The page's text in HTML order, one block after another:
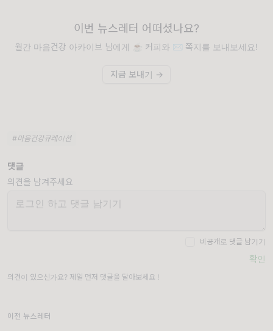
이번 뉴스레터 어떠셨나요?
월간 마음건강 아카이브 님에게 ☕️ 커피와 ✉️ 쪽지를 보내보세요!
지금 보내기 →
#마음건강큐레이션
댓글
의견을 남겨주세요
비공개로 댓글 남기기
확인
의견이 있으신가요? 제일 먼저 댓글을 달아보세요 !
이전 뉴스레터